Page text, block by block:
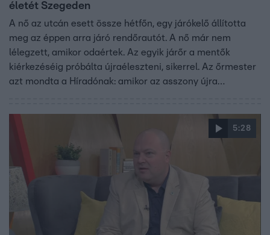
életét Szegeden
A nő az utcán esett össze hétfőn, egy járókelő állította
meg az éppen arra járó rendőrautót. A nő már nem
lélegzett, amikor odaértek. Az egyik járőr a mentők
kiérkezéséig próbálta újraéleszteni, sikerrel. Az őrmester
azt mondta a Híradónak: amikor az asszony újra
5:28